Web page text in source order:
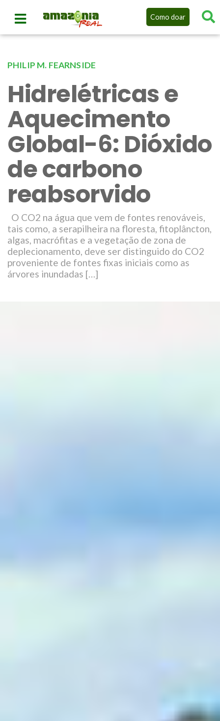
Como doar
PHILIP M. FEARNSIDE
Hidrelétricas e
Aquecimento
Global-6: Dióxido
de carbono
reabsorvido
O CO2 na água que vem de fontes renováveis,
tais como, a serapilheira na floresta, fitoplâncton,
algas, macrófitas e a vegetação de zona de
deplecionamento, deve ser distinguido do CO2
proveniente de fontes fixas iniciais como as
árvores inundadas […]